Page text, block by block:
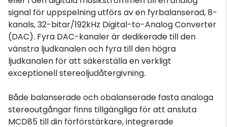
signal för uppspelning utförs av en fyrbalanserad, 8-
kanals, 32-bitar/192kHz Digital-to-Analog Converter
(DAC). Fyra DAC-kanaler är dedikerade till den
vänstra ljudkanalen och fyra till den högra
ljudkanalen för att säkerställa en verkligt
exceptionell stereoljudåtergivning.
Både balanserade och obalanserade fasta analoga
stereoutgångar finns tillgängliga för att ansluta
MCD85 till din förförstärkare, integrerade